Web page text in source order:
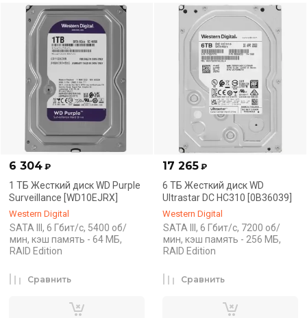
6 304 ₽
1 ТБ Жесткий диск WD Purple
Surveillance [WD10EJRX]
Western Digital
SATA III, 6 Гбит/с, 5400 об/
мин, кэш память - 64 МБ,
RAID Edition
Сравнить
17 265 ₽
6 ТБ Жесткий диск WD
Ultrastar DC HC310 [0B36039]
Western Digital
SATA III, 6 Гбит/с, 7200 об/
мин, кэш память - 256 МБ,
RAID Edition
Сравнить